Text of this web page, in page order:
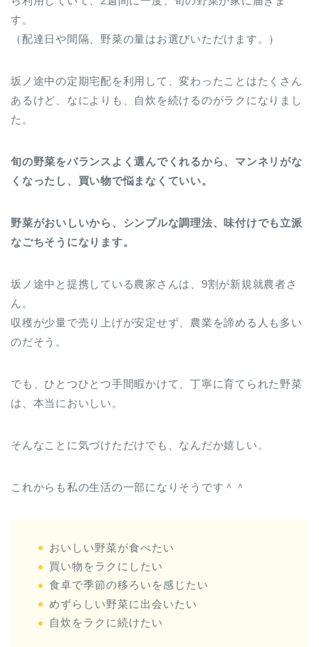
す。
（配達日や間隔、野菜の量はお選びいただけます。）
坂ノ途中の定期宅配を利用して、変わったことはたくさん
あるけど、なによりも、自炊を続けるのがラクになりまし
た。
旬の野菜をバランスよく選んでくれるから、マンネリがな
くなったし、買い物で悩まなくていい。
野菜がおいしいから、シンプルな調理法、味付けでも立派
なごちそうになります。
坂ノ途中と提携している農家さんは、9割が新規就農者さ
ん。
収穫が少量で売り上げが安定せず、農業を諦める人も多い
のだそう。
でも、ひとつひとつ手間暇かけて、丁寧に育てられた野菜
は、本当においしい。
そんなことに気づけただけでも、なんだか嬉しい。
これからも私の生活の一部になりそうです＾＾
おいしい野菜が食べたい
買い物をラクにしたい
食卓で季節の移ろいを感じたい
めずらしい野菜に出会いたい
自炊をラクに続けたい